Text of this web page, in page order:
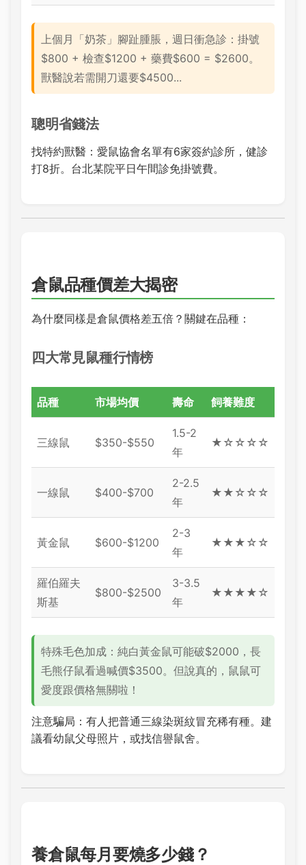
上個月「奶茶」腳趾腫脹，週日衝急診：掛號
$800 + 檢查$1200 + 藥費$600 = $2600。
獸醫說若需開刀還要$4500...
聰明省錢法
找特約獸醫：愛鼠協會名單有6家簽約診所，健診
打8折。台北某院平日午間診免掛號費。
倉鼠品種價差大揭密
為什麼同樣是倉鼠價格差五倍？關鍵在品種：
四大常見鼠種行情榜
品種 市場均價 壽命 飼養難度
三線鼠 $350-$550
1.5-2
年
★☆☆☆☆
一線鼠 $400-$700
2-2.5
年
★★☆☆☆
黃金鼠 $600-$1200
2-3
年
★★★☆☆
羅伯羅夫
斯基
$800-$2500
3-3.5
年
★★★★☆
特殊毛色加成：純白黃金鼠可能破$2000，長
毛熊仔鼠看過喊價$3500。但說真的，鼠鼠可
愛度跟價格無關啦！
注意騙局：有人把普通三線染斑紋冒充稀有種。建
議看幼鼠父母照片，或找信譽鼠舍。
養倉鼠每月要燒多少錢？